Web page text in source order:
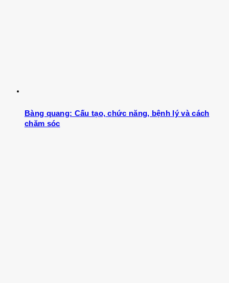
Bàng quang: Cấu tạo, chức năng, bệnh lý và cách
chăm sóc